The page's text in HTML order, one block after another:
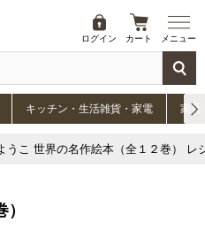
ログイン カート メニュー
キッチン・生活雑貨・家電 家具
うこ 世界の名作絵本（全１２巻） レ